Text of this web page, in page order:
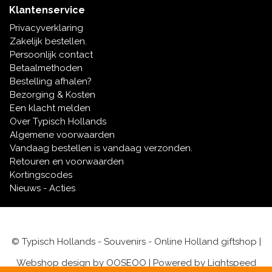
Wens & Ansichtkaarten
Koninghuis artikelen
Pins - Speldjes
Wandborden - Gekleurd en Delfts blauw
Peper en Zout stelletjes
Speelkaarten
Delfts blauwe magneten
Delfts blauwe Fashionitems
Klantenservice
Privacyverklaring
Zakelijk bestellen.
Persoonlijk contact
Betaalmethoden
Bestelling afhalen?
Bezorging & Kosten
Een klacht melden
Over Typisch Hollands
Algemene voorwaarden
Vandaag bestellen is vandaag verzonden.
Retouren en voorwaarden
Kortingscodes
Nieuws - Acties
© Typisch Hollands - Souvenirs - Online Holland giftshop |
Webshop design by OOSEOO | Powered by Lightspeed